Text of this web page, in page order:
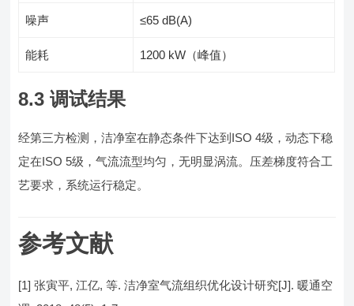
噪声 ≤65 dB(A)
能耗 1200 kW（峰值）
8.3 调试结果
经第三方检测，洁净室在静态条件下达到ISO 4级，动态下稳
定在ISO 5级，气流流型均匀，无明显涡流。压差梯度符合工
艺要求，系统运行稳定。
参考文献
[1] 张寅平, 江亿, 等. 洁净室气流组织优化设计研究[J]. 暖通空